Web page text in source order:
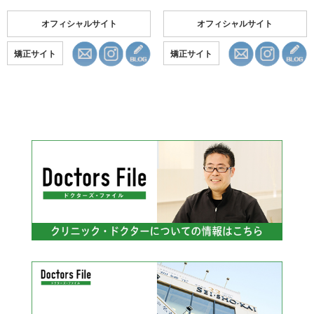
オフィシャルサイト
矯正サイト
オフィシャルサイト
矯正サイト